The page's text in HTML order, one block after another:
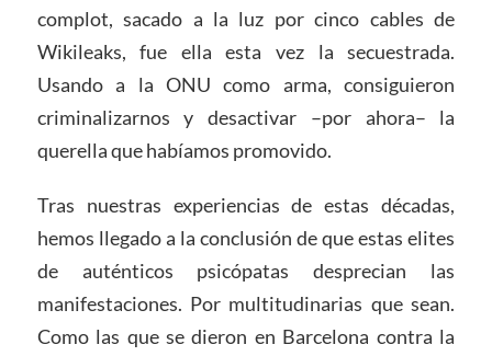
complot, sacado a la luz por cinco cables de
Wikileaks, fue ella esta vez la secuestrada.
Usando a la ONU como arma, consiguieron
criminalizarnos y desactivar –por ahora– la
querella que habíamos promovido.
Tras nuestras experiencias de estas décadas,
hemos llegado a la conclusión de que estas elites
de auténticos psicópatas desprecian las
manifestaciones. Por multitudinarias que sean.
Como las que se dieron en Barcelona contra la